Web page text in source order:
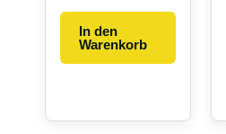
In den
Warenkorb